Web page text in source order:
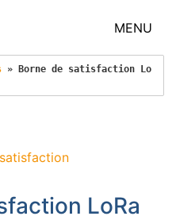
MENU
»
Borne de satisfaction Lo
LoRa